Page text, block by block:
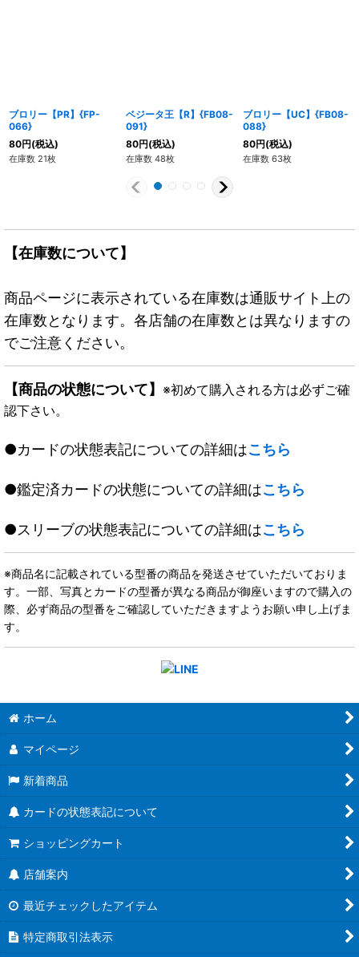
ブロリー【PR】{FP-
066}
80円(税込)
在庫数 21枚
ベジータ王【R】{FB08-
091}
80円(税込)
在庫数 48枚
ブロリー【UC】{FB08-
088}
80円(税込)
在庫数 63枚
【在庫数について】
商品ページに表示されている在庫数は通販サイト上の
在庫数となります。各店舗の在庫数とは異なりますの
でご注意ください。
【商品の状態について】 ※初めて購入される方は必ずご確
認下さい。
●カードの状態表記についての詳細はこちら
●鑑定済カードの状態についての詳細はこちら
●スリーブの状態表記についての詳細はこちら
※商品名に記載されている型番の商品を発送させていただいておりま
す。一部、写真とカードの型番が異なる商品が御座いますので購入の
際、必ず商品の型番をご確認していただきますようお願い申し上げま
す。
ホーム
マイページ
新着商品
カードの状態表記について
ショッピングカート
店舗案内
最近チェックしたアイテム
特定商取引法表示